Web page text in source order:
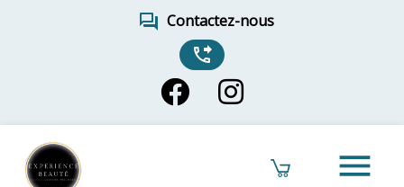
forum Contactez-nous
phone_forwarded
menu